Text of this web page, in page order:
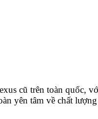
cũ trên toàn quốc,
yên tâm về chất